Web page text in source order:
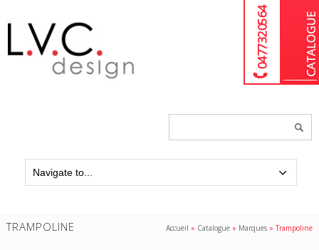
04 77 32 05 64
TRAMPOLINE Accueil » Catalogue » Marques »Trampoline